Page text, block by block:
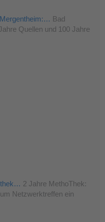
Bad
Quellen und 100 Jahre
2 Jahre MethoThek:
Netzwerktreffen ein